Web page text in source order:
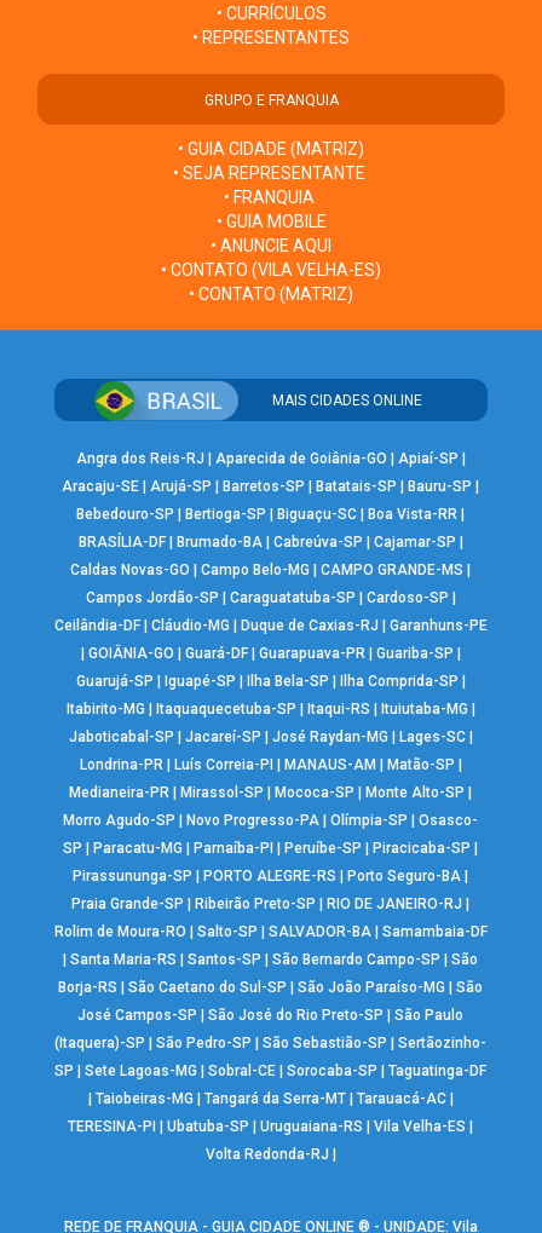
• CURRÍCULOS
• REPRESENTANTES
GRUPO E FRANQUIA
• GUIA CIDADE (MATRIZ)
• SEJA REPRESENTANTE
• FRANQUIA
• GUIA MOBILE
• ANUNCIE AQUI
• CONTATO (VILA VELHA-ES)
• CONTATO (MATRIZ)
MAIS CIDADES ONLINE
Angra dos Reis-RJ Aparecida de Goiânia-GO Apiaí-SP
Aracaju-SE |Arujá-SP Barretos-SP Batatais-SP Bauru-SP
Bebedouro-SP
Bertioga-SP Biguaçu-SC Boa Vista-RR
BRASÍLIA-DF| Brumado-BA| Cabreúva-SP Cajamar-SP
Caldas Novas-GO
|Campo Belo-MG |CAMPO GRANDE-MS
Campos Jordão-SP
Caraguatatuba-SP Cardoso-SP
Ceilândia-DF| Cláudio-MG Duque de Caxias-RJ
Garanhuns-PE
GOIÂNIA-GO Guará-DF| Guarapuava-PR| Guariba-SP
Guarujá-SP
Iguapé-SP Ilha Bela-SP Ilha Comprida-SP
Itabirito-MG
Itaquaquecetuba-SP Itaqui-RS Ituiutaba-MG
Jaboticabal-SP
Jacareí-SP José Raydan-MG Lages-SC|
Londrina-PR| Luís Correia-PI MANAUS-AM Matão-SP
Medianeira-PR
Mirassol-SP Mococa-SP Monte Alto-SP
Morro Agudo-SP
Novo Progresso-PA |Olímpia-SP |Osasco-
SP
Paracatu-MG Parnaíba-PI Peruíbe-SP Piracicaba-SP
Pirassununga-SP
PORTO ALEGRE-RS Porto Seguro-BA
Praia Grande-SP
Ribeirão Preto-SP RIO DE JANEIRO-RJ
Rolim de Moura-RO
Salto-SP SALVADOR-BA| Samambaia-DF
|Santa Maria-RS |Santos-SP |São Bernardo Campo-SP |São
Borja-RS
|São Caetano do Sul-SP |São João Paraíso-MG |São
José Campos-SP
|São José do Rio Preto-SP |São Paulo
(Itaquera)-SP
|São Pedro-SP |São Sebastião-SP |Sertãozinho-
SP
|Sete Lagoas-MG |Sobral-CE |Sorocaba-SP |Taguatinga-DF
Taiobeiras-MG Tangará da Serra-MT| Tarauacá-AC|
TERESINA-PI
|Ubatuba-SP |Uruguaiana-RS |Vila Velha-ES
Volta Redonda-RJ
REDE DE FRANQUIA - GUIA CIDADE ONLINE ® - UNIDADE: Vila